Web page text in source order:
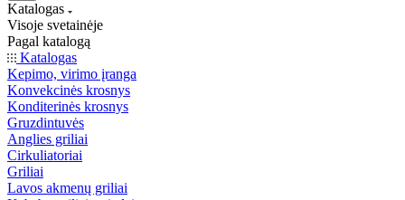
Katalogas
Visoje svetainėje
Pagal katalogą
Katalogas
Kepimo, virimo įranga
Konvekcinės krosnys
Konditerinės krosnys
Gruzdintuvės
Anglies griliai
Cirkuliatoriai
Griliai
Lavos akmenų griliai